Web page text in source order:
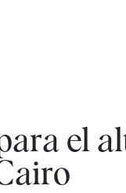
el